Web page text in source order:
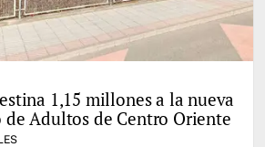
1,15 millones a la nueva
de Adultos de Centro Oriente